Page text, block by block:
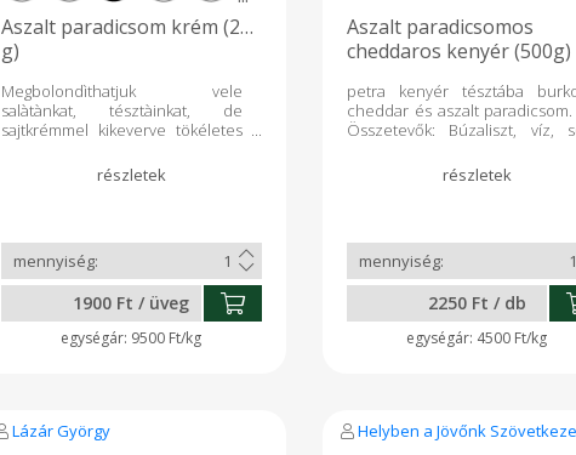
Aszalt paradicsom krém (200
g)
Megbolondìthatjuk vele
salàtànkat, tésztàinkat, de
sajtkrémmel kikeverve tökéletes
tartalmaz adalékanyagokat,
aszalt paradicsom, paradicsomlé,
fokhagyma, bazsalikom Felbontás
után kb 7 napig hűtve tárolható
1900 Ft / üveg
9500 Ft/kg
Aszalt paradicsomos
cheddaros kenyér (500g)
petra kenyér tésztába
cheddar és aszalt paradicsom.
Összetevők: Búzaliszt, víz,
2250 Ft / db
4500 Ft/kg
Lázár György Helyben a Jövőnk